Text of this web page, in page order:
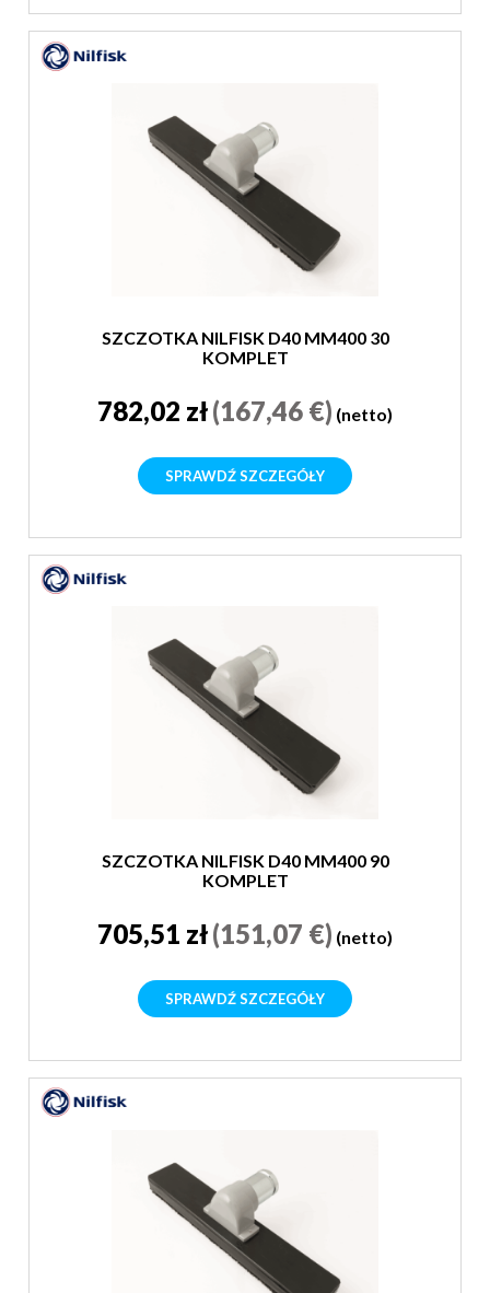
SZCZOTKA NILFISK D40 MM400 30
KOMPLET
782,02 zł(167,46 €) (netto)
SPRAWDŹ SZCZEGÓŁY
SZCZOTKA NILFISK D40 MM400 90
KOMPLET
705,51 zł(151,07 €) (netto)
SPRAWDŹ SZCZEGÓŁY